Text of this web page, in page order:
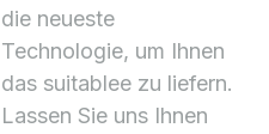
die neueste
Technologie, um Ihnen
das suitablee zu liefern.
Lassen Sie uns Ihnen